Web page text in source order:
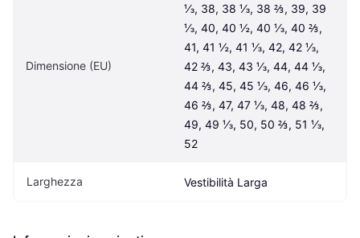
Dimensione (EU)
⅓, 38, 38 ⅓, 38 ⅔, 39, 39
⅓, 40, 40 ½, 40 ⅓, 40 ⅔,
41, 41 ½, 41 ⅓, 42, 42 ⅓,
42 ⅔, 43, 43 ⅓, 44, 44 ⅓,
44 ⅔, 45, 45 ⅓, 46, 46 ⅓,
46 ⅔, 47, 47 ⅓, 48, 48 ⅔,
49, 49 ⅓, 50, 50 ⅔, 51 ⅓,
52
Larghezza Vestibilità Larga